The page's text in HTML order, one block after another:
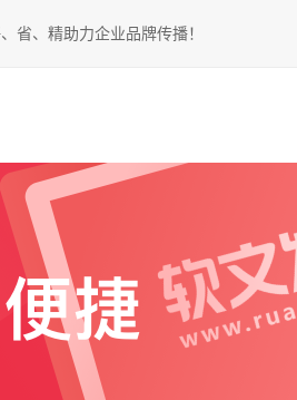
省、精助力企业品牌传播！